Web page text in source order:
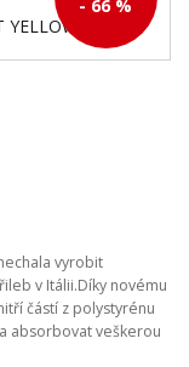
- 66 %
vyrobit
v Itálii.Díky novému
částí z polystyrénu
absorbovat veškerou